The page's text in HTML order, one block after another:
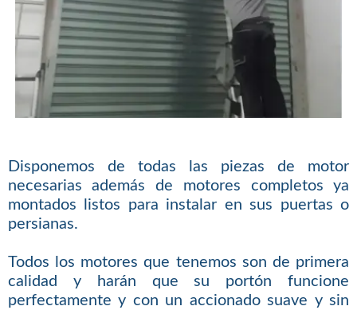
Disponemos de todas las piezas de motor
necesarias además de motores completos ya
montados listos para instalar en sus puertas o
persianas.
Todos los motores que tenemos son de primera
calidad y harán que su portón funcione
perfectamente y con un accionado suave y sin